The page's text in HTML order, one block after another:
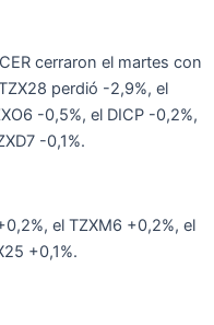
cerraron el martes con
perdió -2,9%, el
-0,5%, el DICP -0,2%,
-0,1%.
el TZXM6 +0,2%, el
+0,1%.